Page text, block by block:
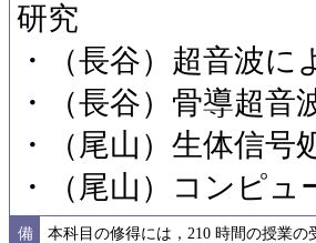
研究
・（長谷）超音波
・（長谷）骨導超
・（尾山）生体信
・（尾山）コンピ
備
本科目の修得には，210 時間の授業